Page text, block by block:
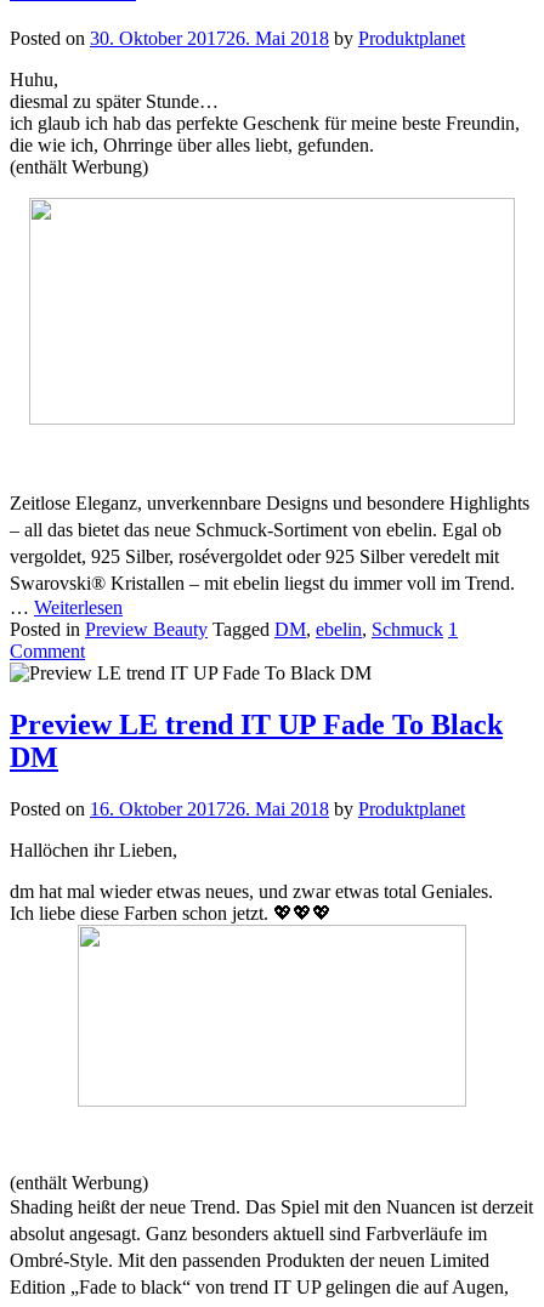
Posted on 30. Oktober 201726. Mai 2018 by Produktplanet
Huhu,
diesmal zu später Stunde…
ich glaub ich hab das perfekte Geschenk für meine beste Freundin,
die wie ich, Ohrringe über alles liebt, gefunden.
(enthält Werbung)
Zeitlose Eleganz, unverkennbare Designs und besondere Highlights
– all das bietet das neue Schmuck-Sortiment von ebelin. Egal ob
vergoldet, 925 Silber, rosévergoldet oder 925 Silber veredelt mit
Swarovski® Kristallen – mit ebelin liegst du immer voll im Trend.
… Weiterlesen
Posted in Preview Beauty Tagged DM, ebelin, Schmuck 1
Comment
Preview LE trend IT UP Fade To Black
DM
Posted on 16. Oktober 201726. Mai 2018 by Produktplanet
Hallöchen ihr Lieben,
dm hat mal wieder etwas neues, und zwar etwas total Geniales.
Ich liebe diese Farben schon jetzt. 💖💖💖
(enthält Werbung)
Shading heißt der neue Trend. Das Spiel mit den Nuancen ist derzeit
absolut angesagt. Ganz besonders aktuell sind Farbverläufe im
Ombré-Style. Mit den passenden Produkten der neuen Limited
Edition „Fade to black“ von trend IT UP gelingen die auf Augen,